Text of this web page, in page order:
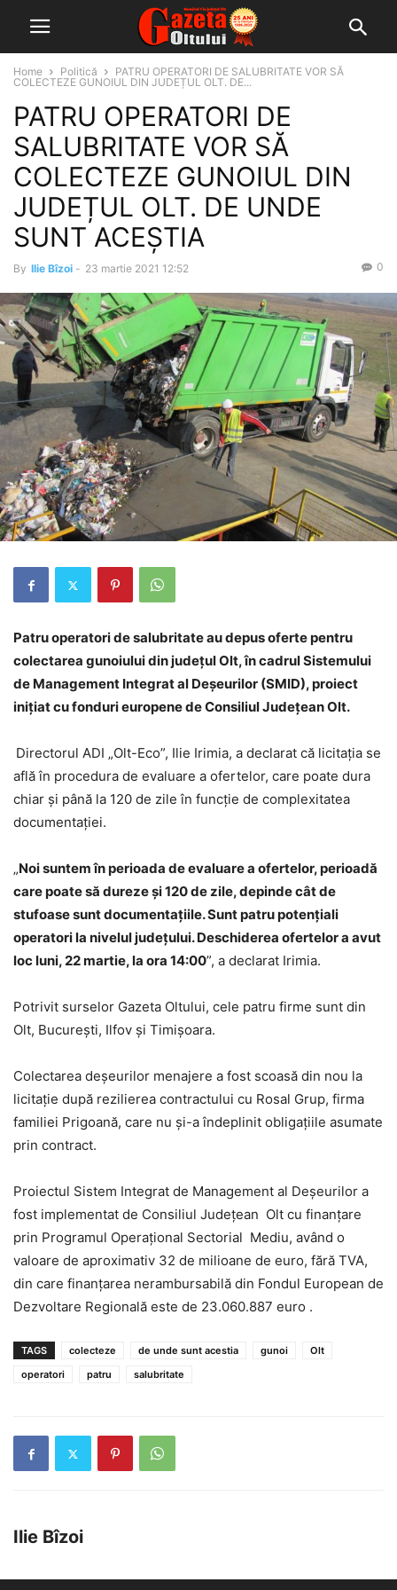
Home Politică
PATRU OPERATORI DE SALUBRITATE VOR SĂ
COLECTEZE GUNOIUL DIN JUDEȚUL OLT. DE...
PATRU OPERATORI DE
SALUBRITATE VOR SĂ
COLECTEZE GUNOIUL DIN
JUDEȚUL OLT. DE UNDE
SUNT ACEȘTIA
By Ilie Bîzoi - 23 martie 2021 12:52 0
Patru operatori de salubritate au depus oferte pentru
colectarea gunoiului din judeţul Olt, în cadrul Sistemului
de Management Integrat al Deşeurilor (SMID), proiect
iniţiat cu fonduri europene de Consiliul Judeţean Olt.
Directorul ADI „Olt-Eco”, Ilie Irimia, a declarat că licitaţia se
află în procedura de evaluare a ofertelor, care poate dura
chiar și până la 120 de zile în funcție de complexitatea
documentației.
„Noi suntem în perioada de evaluare a ofertelor, perioadă
care poate să dureze și 120 de zile, depinde cât de
stufoase sunt documentațiile. Sunt patru potențiali
operatori la nivelul județului. Deschiderea ofertelor a avut
loc luni, 22 martie, la ora 14:00”, a declarat Irimia.
Potrivit surselor Gazeta Oltului, cele patru firme sunt din
Olt, București, Ilfov și Timișoara.
Colectarea deşeurilor menajere a fost scoasă din nou la
licitaţie după rezilierea contractului cu Rosal Grup, firma
familiei Prigoană, care nu și-a îndeplinit obligațiile asumate
prin contract.
Proiectul Sistem Integrat de Management al Deșeurilor a
fost implementat de Consiliul Judeţean Olt cu finanţare
prin Programul Operaţional Sectorial Mediu, având o
valoare de aproximativ 32 de milioane de euro, fără TVA,
din care finanţarea nerambursabilă din Fondul European de
Dezvoltare Regională este de 23.060.887 euro .
TAGS colecteze de unde sunt acestia gunoi
Olt
operatori
patru salubritate
Ilie Bîzoi